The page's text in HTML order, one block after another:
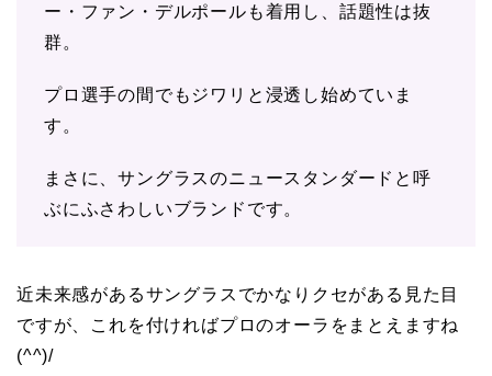
ー・ファン・デルポールも着用し、話題性は抜
群。
プロ選手の間でもジワリと浸透し始めていま
す。
まさに、サングラスのニュースタンダードと呼
ぶにふさわしいブランドです。
近未来感があるサングラスでかなりクセがある見た目
ですが、これを付ければプロのオーラをまとえますね
(^^)/